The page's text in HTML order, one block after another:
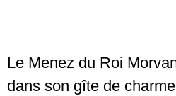
Le Menez du Roi
dans son gîte de